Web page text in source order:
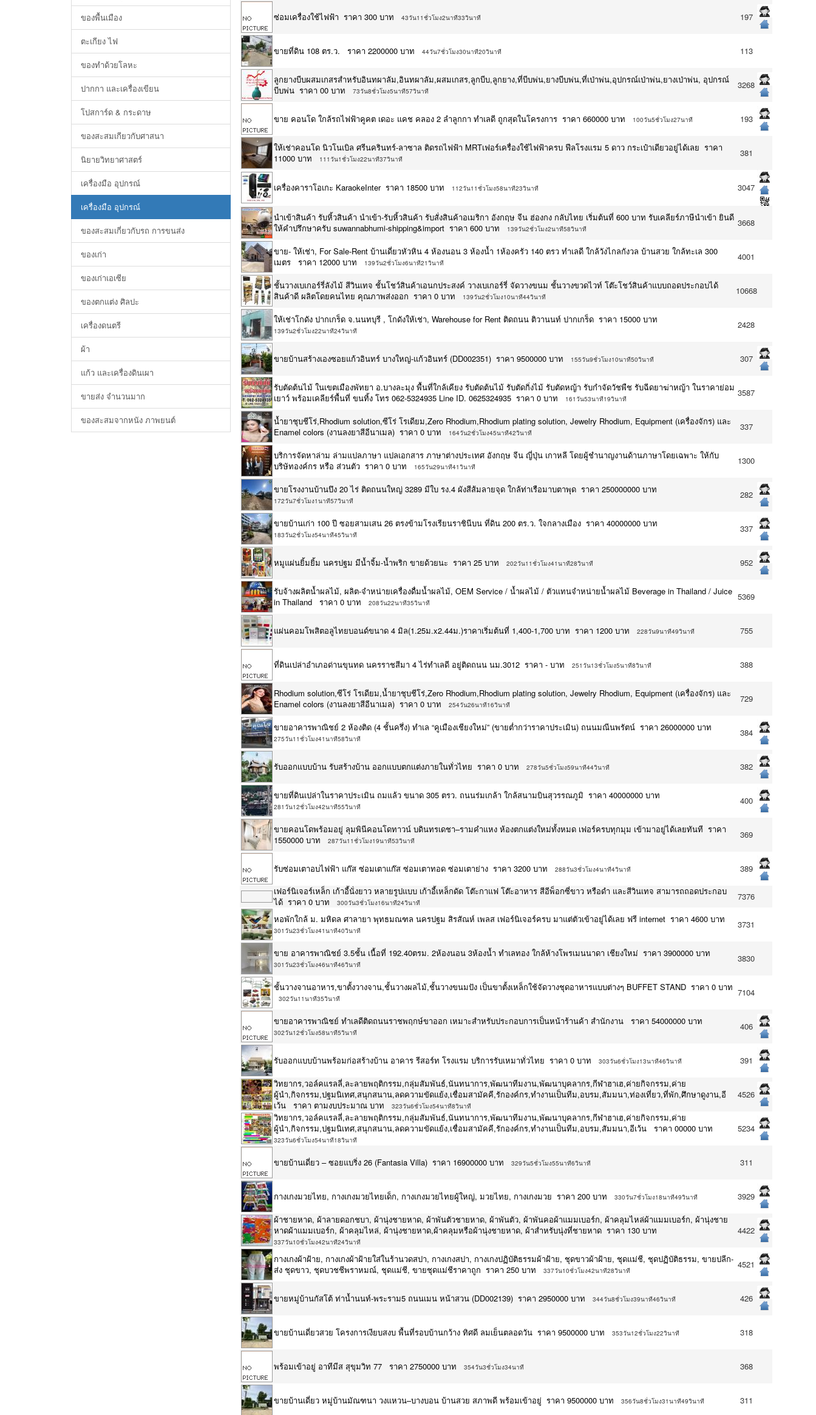
ของพื้นเมือง
ตะเกียง ไฟ
ของทำด้วยโลหะ
ปากกา และเครื่องเขียน
โปสการ์ด & กระดาษ
ของสะสมเกียวกับศาสนา
นิยายวิทยาศาสตร์
เครื่องมือ อุปกรณ์
เครื่องมือ อุปกรณ์
ของสะสมเกี่ยวกับรถ การขนส่ง
ของเก่า
ของเก่าเอเซีย
ของตกแต่ง ศิลปะ
เครื่องดนตรี
ผ้า
แก้ว และเครื่องดินเผา
ขายส่ง จำนวนมาก
ของสะสมจากหนัง ภาพยนต์
ซ่อมเครื่องใช้ไฟฟ้า ราคา 300 บาท 43วัน11ชั่วโมง2นาที33วินาที 197
ขายที่ดิน 108 ตร.ว. ราคา 2200000 บาท 44วัน7ชั่วโมง30นาที20วินาที 113
ลูกยางบีบผสมเกสรสำหรับอินทผาลัม,อินทผาลัม,ผสมเกสร,ลูกบีบ,ลูกยาง,ที่บีบพ่น,ยางบีบพ่น,ที่เป่าพ่น,อุปกรณ์เป่าพ่น,ยางเป่าพ่น, อุปกรณ์
บีบพ่น ราคา 00 บาท
73วัน8ชั่วโมง5นาที57วินาที
3268
ขาย คอนโด ใกล้รถไฟฟ้าคูคต เดอะ แคช คลอง 2 ลำลูกกา ทำเลดี ถูกสุดในโครงการ ราคา 660000 บาท 100วัน5ชั่วโมง27นาที 193
ให้เช่าคอนโด นิวโนเบิล ศรีนครินทร์-ลาซาล ติดรถไฟฟ้า MRTเฟอร์เครื่องใช้ไฟฟ้าครบ ฟีลโรงแรม 5 ดาว กระเป๋าเดียวอยู่ได้เลย ราคา
11000 บาท
111วัน1ชั่วโมง22นาที37วินาที
381
เครื่องคาราโอเกะ KaraokeInter ราคา 18500 บาท 112วัน11ชั่วโมง58นาที23วินาที 3047
นำเข้าสินค้า รับหิ้วสินค้า นำเข้า-รับหิ้วสินค้า รับสั่งสินค้าอเมริกา อังกฤษ จีน ฮ่องกง กลับไทย เริ่มต้นที่ 600 บาท รับเคลียร์ภาษีนำเข้า ยินดี
ให้คำปรึกษาครับ suwannabhumi-shipping&import ราคา 600 บาท
139วัน2ชั่วโมง2นาที58วินาที
3668
ขาย- ให้เช่า, For Sale-Rent บ้านเดี่ยวหัวหิน 4 ห้องนอน 3 ห้องน้ำ 1ห้องครัว 140 ตรว ทำเลดี ใกล้วังไกลกังวล บ้านสวย ใกล้ทะเล 300
เมตร ราคา 12000 บาท
139วัน2ชั่วโมง6นาที21วินาที
4001
ชั้นวางเบเกอร์รี่ลังไม้ สีวินเทจ ชั้นโชว์สินค้าเอนกประสงค์ วางเบเกอร์รี่ จัดวางขนม ชั้นวางขวดไวท์ โต๊ะโชว์สินค้าแบบถอดประกอบได้
สินค้าดี ผลิตโดยคนไทย คุณภาพส่งออก ราคา 0 บาท
139วัน2ชั่วโมง10นาที44วินาที
10668
ให้เช่าโกดัง ปากเกร็ด จ.นนทบุรี , โกดังให้เช่า, Warehouse for Rent ติดถนน ติวานนท์ ปากเกร็ด ราคา 15000 บาท
139วัน2ชั่วโมง22นาที24วินาที
2428
ขายบ้านสร้างเองซอยแก้วอินทร์ บางใหญ่-แก้วอินทร์ (DD002351) ราคา 9500000 บาท 155วัน9ชั่วโมง10นาที50วินาที 307
รับตัดต้นไม้ ในเขตเมืองพัทยา อ.บางละมุง พื้นที่ใกล้เคียง รับตัดต้นไม้ รับตัดกิ่งไม้ รับตัดหญ้า รับกำจัดวัชพืช รับฉีดยาฆ่าหญ้า ในราคาย่อม
เยาว์ พร้อมเคลียร์พื้นที่ ขนทิ้ง โทร 062-5324935 Line ID. 0625324935 ราคา 0 บาท
161วัน53นาที19วินาที
3587
น้ำยาชุบชีโร่,Rhodium solution,ซีโร่ โรเดียม,Zero Rhodium,Rhodium plating solution, Jewelry Rhodium, Equipment (เครื่องจักร) และ
Enamel colors (งานลงยาสีอีนาเมล) ราคา 0 บาท
164วัน2ชั่วโมง45นาที42วินาที
337
บริการจัดหาล่าม ล่ามแปลภาษา แปลเอกสาร ภาษาต่างประเทศ อังกฤษ จีน ญี่ปุ่น เกาหลี โดยผู้ชำนาญงานด้านภาษาโดยเฉพาะ ให้กับ
บริษัทองค์กร หรือ ส่วนตัว ราคา 0 บาท
165วัน29นาที41วินาที
1300
ขายโรงงานบ้านบึง 20 ไร่ ติดถนนใหญ่ 3289 มีใบ รง.4 ผังสีส้มลายจุด ใกล้ท่าเรือมาบตาพุด ราคา 250000000 บาท
172วัน7ชั่วโมง1นาที57วินาที
282
ขายบ้านเก่า 100 ปี ซอยสามเสน 26 ตรงข้ามโรงเรียนราชินีบน ที่ดิน 200 ตร.ว. ใจกลางเมือง ราคา 40000000 บาท
183วัน2ชั่วโมง54นาที45วินาที
337
หมูแผ่นยิ้มยิ้ม นครปฐม มีน้ำจิ้ม-น้ำพริก ขายด้วยนะ ราคา 25 บาท 202วัน11ชั่วโมง41นาที28วินาที 952
รับจ้างผลิตน้ำผลไม้, ผลิต-จำหน่ายเครื่องดื่มน้ำผลไม้, OEM Service / น้ำผลไม้ / ตัวแทนจำหน่ายน้ำผลไม้ Beverage in Thailand / Juice
in Thailand ราคา 0 บาท
208วัน22นาที35วินาที
5369
แผ่นคอมโพสิตอลูไทยบอนด์ขนาด 4 มิล(1.25ม.x2.44ม.)ราคาเริ่มต้นที่ 1,400-1,700 บาท ราคา 1200 บาท 228วัน9นาที49วินาที 755
ที่ดินเปล่าอำเภอด่านขุนทด นครราชสีมา 4 ไร่ทำเลดี อยู่ติดถนน นม.3012 ราคา - บาท 251วัน13ชั่วโมง5นาที8วินาที 388
Rhodium solution,ซีโร่ โรเดียม,น้ำยาชุบชีโร่,Zero Rhodium,Rhodium plating solution, Jewelry Rhodium, Equipment (เครื่องจักร) และ
Enamel colors (งานลงยาสีอีนาเมล) ราคา 0 บาท
254วัน26นาที16วินาที
729
ขายอาคารพาณิชย์ 2 ห้องติด (4 ชั้นครึ่ง) ทำเล “คูเมืองเชียงใหม่” (ขายต่ำกว่าราคาประเมิน) ถนนมณีนพรัตน์ ราคา 26000000 บาท
275วัน11ชั่วโมง41นาที58วินาที
384
รับออกเเบบบ้าน รับสร้างบ้าน ออกเเบบตกเเต่งภายในทั่วไทย ราคา 0 บาท 278วัน5ชั่วโมง59นาที44วินาที 382
ขายที่ดินเปล่าในราคาประเมิน ถมแล้ว ขนาด 305 ตรว. ถนนร่มเกล้า ใกล้สนามบินสุวรรณภูมิ ราคา 40000000 บาท
281วัน12ชั่วโมง42นาที55วินาที
400
ขายคอนโดพร้อมอยู่ ลุมพินีคอนโดทาวน์ บดินทรเดชา–รามคำแหง ห้องตกแต่งใหม่ทั้งหมด เฟอร์ครบทุกมุม เข้ามาอยู่ได้เลยทันที ราคา
1550000 บาท
287วัน11ชั่วโมง19นาที53วินาที
369
รับซ่อมเตาอบไฟฟ้า แก๊ส ซ่อมเตาแก๊ส ซ่อมเตาทอด ซ่อมเตาย่าง ราคา 3200 บาท 288วัน3ชั่วโมง4นาที4วินาที
389
เฟอร์นิเจอร์เหล็ก เก้าอี้นั่งยาว หลายรูปแบบ เก้าอี้เหล็กดัด โต๊ะกาแฟ โต๊ะอาหาร สีอีพ็อกซี่ขาว หรือดำ และสีวินเทจ สามารถถอดประกอบ
ได้ ราคา 0 บาท
300วัน3ชั่วโมง16นาที24วินาที
7376
หอพักใกล้ ม. มหิดล ศาลายา พุทธมณฑล นครปฐม สิรสัณห์ เพลส เฟอร์นิเจอร์ครบ มาแต่ตัวเข้าอยู่ได้เลย ฟรี internet ราคา 4600 บาท
301วัน23ชั่วโมง41นาที40วินาที
3731
ขาย อาคารพาณิชย์ 3.5ชั้น เนื้อที่ 192.40ตรม. 2ห้องนอน 3ห้องน้ำ ทำเลทอง ใกล้ห้างโพรเมนนาดา เชียงใหม่ ราคา 3900000 บาท
301วัน23ชั่วโมง46นาที46วินาที
3830
ชั้นวางจานอาหาร,ขาตั้งวางจาน,ชั้นวางผลไม้,ชั้นวางขนมปัง เป็นขาตั้งเหล็กใช้จัดวางชุดอาหารแบบต่างๆ BUFFET STAND ราคา 0 บาท
302วัน11นาที35วินาที
7104
ขายอาคารพาณิชย์ ทำเลดีติดถนนราชพฤกษ์ขาออก เหมาะสำหรับประกอบการเป็นหน้าร้านค้า สำนักงาน ราคา 54000000 บาท
302วัน12ชั่วโมง58นาที5วินาที
406
รับออกแบบบ้านพร้อมก่อสร้างบ้าน อาคาร รีสอร์ท โรงแรม บริการรับเหมาทั่วไทย ราคา 0 บาท 303วัน6ชั่วโมง13นาที46วินาที
391
วิทยากร,วอล์คแรลลี่,ละลายพฤติกรรม,กลุ่มสัมพันธ์,นันทนาการ,พัฒนาทีมงาน,พัฒนาบุคลากร,กีฬาฮาเฮ,ค่ายกิจกรรม,ค่าย
ผู้นำ,กิจกรรม,ปฐมนิเทศ,สนุกสนาน,ลดความขัดแย้ง,เชื่อมสามัคคี,รักองค์กร,ทำงานเป็นทีม,อบรม,สัมมนา,ท่องเที่ยว,ที่พัก,ศึกษาดูงาน,อี
เว้น ราคา ตามงบประมาณ บาท
323วัน6ชั่วโมง54นาที8วินาที
4526
วิทยากร,วอล์คแรลลี่,ละลายพฤติกรรม,กลุ่มสัมพันธ์,นันทนาการ,พัฒนาทีมงาน,พัฒนาบุคลากร,กีฬาฮาเฮ,ค่ายกิจกรรม,ค่าย
ผู้นำ,กิจกรรม,ปฐมนิเทศ,สนุกสนาน,ลดความขัดแย้ง,เชื่อมสามัคคี,รักองค์กร,ทำงานเป็นทีม,อบรม,สัมมนา,อีเว้น ราคา 00000 บาท
323วัน6ชั่วโมง54นาที18วินาที
5234
ขายบ้านเดี่ยว – ซอยแบริ่ง 26 (Fantasia Villa) ราคา 16900000 บาท 329วัน5ชั่วโมง55นาที6วินาที 311
กางเกงมวยไทย, กางเกงมวยไทยเด็ก, กางเกงมวยไทยผู้ใหญ่, มวยไทย, กางเกงมวย ราคา 200 บาท 330วัน7ชั่วโมง18นาที49วินาที
3929
ผ้าชายหาด, ผ้าลายดอกชบา, ผ้านุ่งชายหาด, ผ้าพันตัวชายหาด, ผ้าพันตัว, ผ้าพันคอผ้าแมมเบอร์ก, ผ้าคลุมไหล่ผ้าแมมเบอร์ก, ผ้านุ่งชาย
หาดผ้าแมมเบอร์ก, ผ้าคลุมไหล่, ผ้านุ่งชายหาด,ผ้าคลุมหรือผ้านุ่งชายหาด, ผ้าสำหรับนุ่งที่ชายหาด ราคา 130 บาท
337วัน10ชั่วโมง42นาที24วินาที
4422
กางเกงผ้าฝ้าย, กางเกงผ้าฝ้ายใส่ในร้านวดสปา, กางเกงสปา, กางเกงปฏิบัติธรรมผ้าฝ้าย, ชุดขาวผ้าฝ้าย, ชุดแม่ชี, ชุดปฏิบัติธรรม, ขายปลีก-
ส่ง ชุดขาว, ชุดบวชชีพราหมณ์, ชุดแม่ชี, ขายชุดแม่ชีราคาถูก ราคา 250 บาท
337วัน10ชั่วโมง42นาที28วินาที
4521
ขายหมู่บ้านกัสโต้​ ท่าน้ำนนท์-พระราม5 ถนนเมน หน้าสวน (DD002139) ราคา 2950000 บาท 344วัน8ชั่วโมง39นาที46วินาที 426
ขายบ้านเดี่ยวสวย โครงการเงียบสงบ พื้นที่รอบบ้านกว้าง ทิศดี ลมเย็นตลอดวัน ราคา 9500000 บาท 353วัน12ชั่วโมง22วินาที 318
พร้อมเข้าอยู่ อาทีมีส สุขุมวิท 77 ราคา 2750000 บาท 354วัน3ชั่วโมง34นาที 368
ขายบ้านเดี่ยว หมู่บ้านมัณฑนา วงแหวน–บางบอน บ้านสวย สภาพดี พร้อมเข้าอยู่ ราคา 9500000 บาท 356วัน8ชั่วโมง31นาที49วินาที 311